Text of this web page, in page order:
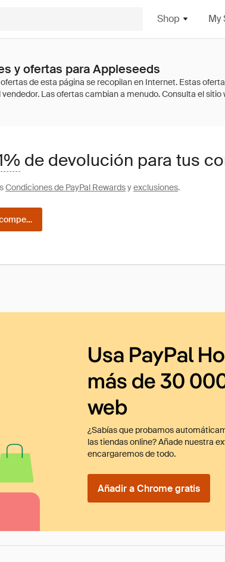
Shop My
y ofertas para Appleseeds
de devolución para tus
Condiciones de PayPal Rewardsyexclusiones.
Usa PayPal
más de 30
web
¿Sabías que probamos
las tiendas online? Añade nuestra
encargaremos de todo.
Añadir a Chrome gratis